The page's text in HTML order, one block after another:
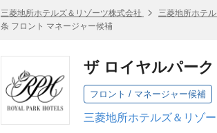
三菱地所ホテルズ＆リゾーツ株式会社 三菱地所ホテ
条 フロント マネージャー候補
ザ ロイヤルパー
フロント / マネージャー候補
三菱地所ホテルズ＆リゾ